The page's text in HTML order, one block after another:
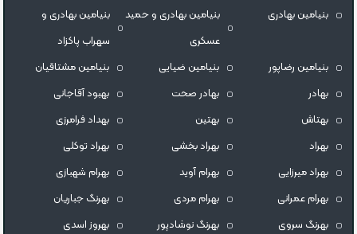
بنیامین بهادری
بنیامین بهادری و حمید
عسکری
بنیامین بهادری و
سهراب پاکزاد
بنیامین رضاپور
بنیامین ضیایی
بنیامین مشتاقیان
بهادر
بهادر صحت
بهبود آقاجانی
بهتاش
بهتین
بهداد فرامرزى
بهراد
بهراد بخشی
بهراد توکلی
بهراد میرزایی
بهرام آوید
بهرام شهبازی
بهرام عمرانی
بهرام مردی
بهرنگ جباریان
بهرنگ سروى
بهرنگ نوشادپور
بهروز اسدی